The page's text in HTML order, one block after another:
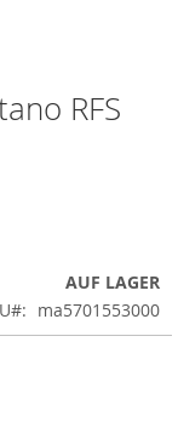
RFS
AUF LAGER
ma5701553000